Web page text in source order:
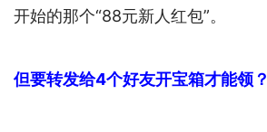
开始的那个“88元新人红包”。
但要转发给4个好友开宝箱才能领？